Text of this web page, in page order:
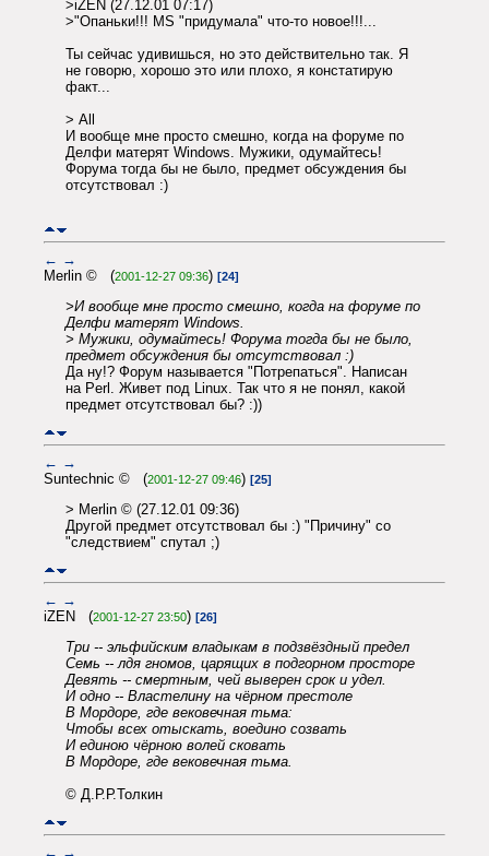
>iZEN (27.12.01 07:17)
>"Опаньки!!! MS "придумала" что-то новое!!!...
Ты сейчас удивишься, но это действительно так. Я
не говорю, хорошо это или плохо, я констатирую
факт...
> All
И вообще мне просто смешно, когда на форуме по
Делфи матерят Windows. Мужики, одумайтесь!
Форума тогда бы не было, предмет обсуждения бы
отсутствовал :)
← →
Merlin © (2001-12-27 09:36) [24]
>И вообще мне просто смешно, когда на форуме по
Делфи матерят Windows.
> Мужики, одумайтесь! Форума тогда бы не было,
предмет обсуждения бы отсутствовал :)
Да ну!? Форум называется "Потрепаться". Написан
на Perl. Живет под Linux. Так что я не понял, какой
предмет отсутствовал бы? :))
← →
Suntechnic © (2001-12-27 09:46) [25]
> Merlin © (27.12.01 09:36)
Другой предмет отсутствовал бы :) "Причину" со
"следствием" спутал ;)
← →
iZEN (2001-12-27 23:50) [26]
Три -- эльфийским владыкам в подзвёздный предел
Семь -- лдя гномов, царящих в подгорном просторе
Девять -- смертным, чей выверен срок и удел.
И одно -- Властелину на чёрном престоле
В Мордоре, где вековечная тьма:
Чтобы всех отыскать, воедино созвать
И единою чёрною волей сковать
В Мордоре, где вековечная тьма.
© Д.Р.Р.Толкин
← →